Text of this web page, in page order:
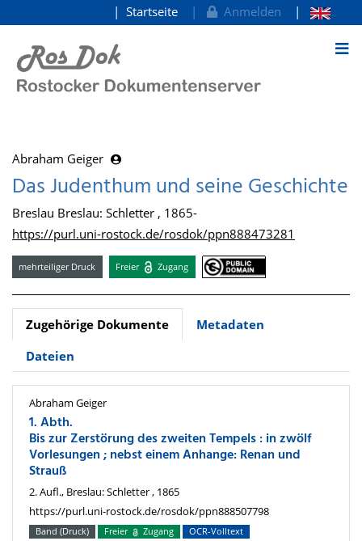
zum Inhalt
Startseite Anmelden
Abraham Geiger
Das Judenthum und seine Geschichte
Breslau Breslau: Schletter , 1865-
https://purl.uni-rostock.de/rosdok/ppn888473281
mehrteiliger Druck Freier Zugang
Zugehörige Dokumente
Metadaten
Dateien
Abraham Geiger
1. Abth.
Bis zur Zerstörung des zweiten Tempels : in zwölf
Vorlesungen ; nebst einem Anhange: Renan und
Strauß
2. Aufl., Breslau: Schletter , 1865
https://purl.uni-rostock.de/rosdok/ppn888507798
Band (Druck) Freier Zugang OCR-Volltext